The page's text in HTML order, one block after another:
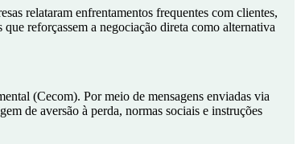
relataram enfrentamentos frequentes com clientes,
reforçassem a negociação direta como alternativa
(Cecom). Por meio de mensagens enviadas via
de aversão à perda, normas sociais e instruções